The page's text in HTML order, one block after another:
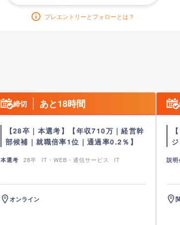
プレエントリーとフォローとは？
締切 あと18時間
【28卒｜本選考】【年収710万｜経営幹
部候補｜就職倍率1位｜通過率0.2％】
本選考 28卒 IT・WEB・通信サービス IT
オンライン
説明